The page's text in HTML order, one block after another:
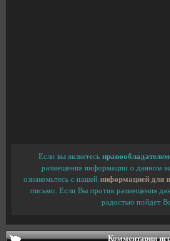
Если вы являетесь правообладателем
размещения информации о данном
ознакомьтесь с нашей информацией для
письмо. Если Вы против размещения
радостью пойдет
Комментарии